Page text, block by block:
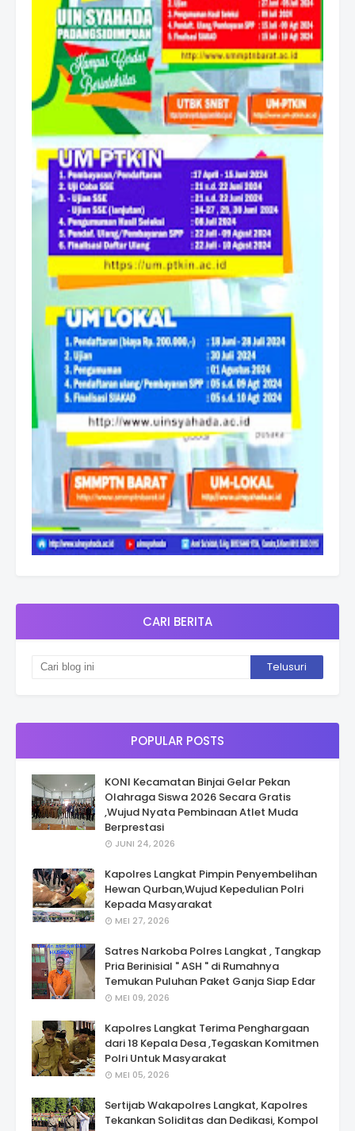
CARI BERITA
POPULAR POSTS
KONI Kecamatan Binjai Gelar Pekan
Olahraga Siswa 2026 Secara Gratis
,Wujud Nyata Pembinaan Atlet Muda
Berprestasi
JUNI 24, 2026
Kapolres Langkat Pimpin Penyembelihan
Hewan Qurban,Wujud Kepedulian Polri
Kepada Masyarakat
MEI 27, 2026
Satres Narkoba Polres Langkat , Tangkap
Pria Berinisial " ASH " di Rumahnya
Temukan Puluhan Paket Ganja Siap Edar
MEI 09, 2026
Kapolres Langkat Terima Penghargaan
dari 18 Kepala Desa ,Tegaskan Komitmen
Polri Untuk Masyarakat
MEI 05, 2026
Sertijab Wakapolres Langkat, Kapolres
Tekankan Soliditas dan Dedikasi, Kompol